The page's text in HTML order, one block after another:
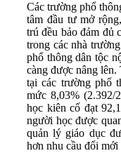
Các trường phổ
tâm đầu tư mở
trú đều bảo đảm đủ
trong các nhà
phổ thông dân tộc
càng được nâng
tại các trường phổ
mức 8,03% (2.392/
học kiên cố đạt
người học được
quản lý giáo dục
hơn nhu cầu đổi mới